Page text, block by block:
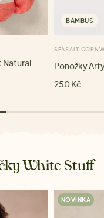
Natural
BAMBUS
SEASALT
Ponožky
250 Kč
White Stuff
NOVINKA